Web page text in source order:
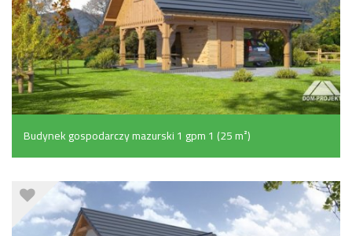
Budynek gospodarczy mazurski 1 gpm 1 (25 m²)